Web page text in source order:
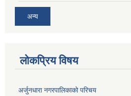
अन्य
लोकप्रिय विषय
अर्जुनधारा नगरपालिकाको परिचय